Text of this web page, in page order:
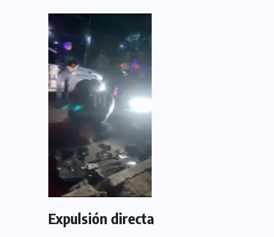
Expulsión directa